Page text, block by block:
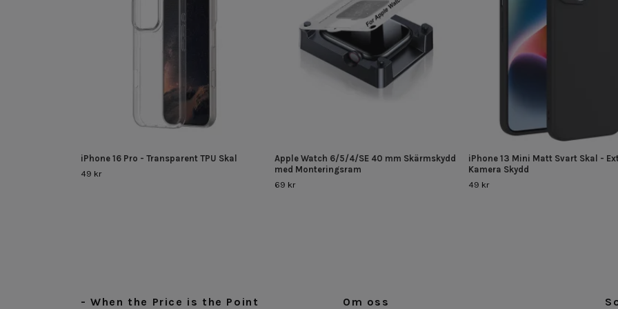
iPhone 16 Pro - Transparent TPU Skal
49 kr
Apple Watch 6/5/4/SE 40 mm Skärmskydd
med Monteringsram
69 kr
iPhone 13 Mini Matt Svart Skal -
Kamera Skydd
49 kr
- When the Price is the Point Om oss